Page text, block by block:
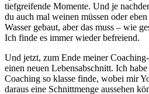
tiefgreifende Momente. Und je
du auch mal weinen müssen oder
Wasser gebaut, aber das muss – wie
Ich finde es immer wieder befreiend.
Und jetzt, zum Ende meiner
einen neuen Lebensabschnitt. Ich
Coaching so klasse finde, wobei mir
daraus eine Schnittmenge aussehen